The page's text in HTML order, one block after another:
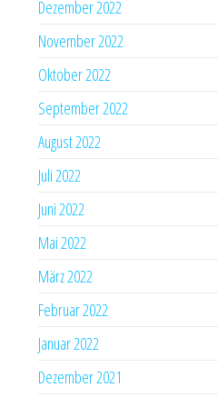
Dezember 2022
November 2022
Oktober 2022
September 2022
August 2022
Juli 2022
Juni 2022
Mai 2022
März 2022
Februar 2022
Januar 2022
Dezember 2021